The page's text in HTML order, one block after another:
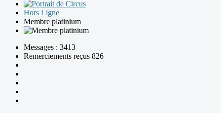
Hors Ligne
Membre platinium
Messages : 3413
Remerciements reçus 826